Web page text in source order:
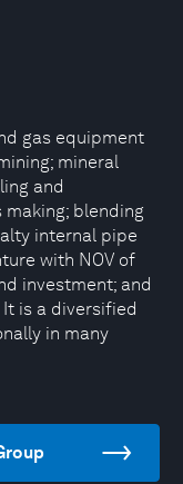
gas equipment
mineral
and
blending
internal pipe
with NOV of
investment; and
is a diversified
in many